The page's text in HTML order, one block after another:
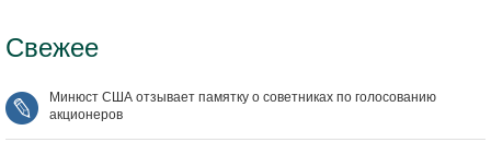
Свежее
Минюст США отзывает памятку о советниках по голосованию
акционеров